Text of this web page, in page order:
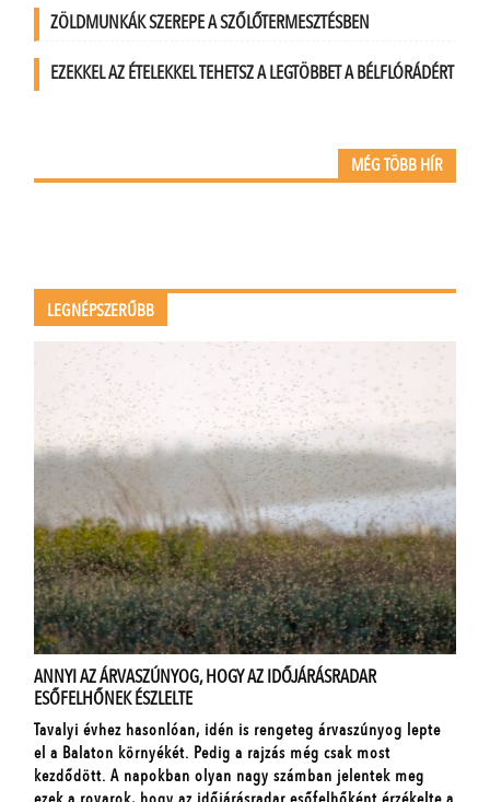
ZÖLDMUNKÁK SZEREPE A SZŐLŐTERMESZTÉSBEN
EZEKKEL AZ ÉTELEKKEL TEHETSZ A LEGTÖBBET A BÉLFLÓRÁDÉRT
MÉG TÖBB HÍR
LEGNÉPSZERŰBB